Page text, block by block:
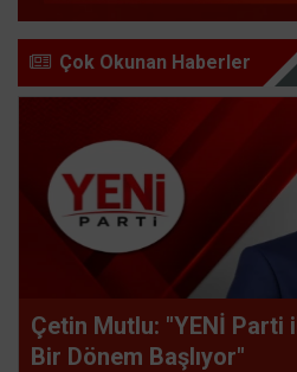
Çok Okunan Haberler
Çetin Mutlu: "YENİ Parti
Bir Dönem Başlıyor"